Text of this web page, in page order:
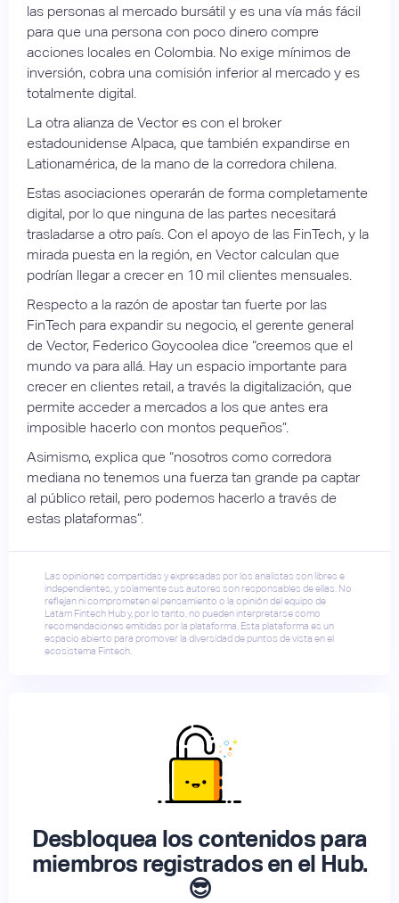
las personas al mercado bursátil y es una vía más fácil
para que una persona con poco dinero compre
acciones locales en Colombia. No exige mínimos de
inversión, cobra una comisión inferior al mercado y es
totalmente digital.
La otra alianza de Vector es con el broker
estadounidense Alpaca, que también expandirse en
Lationamérica, de la mano de la corredora chilena.
Estas asociaciones operarán de forma completamente
digital, por lo que ninguna de las partes necesitará
trasladarse a otro país. Con el apoyo de las FinTech, y la
mirada puesta en la región, en Vector calculan que
podrían llegar a crecer en 10 mil clientes mensuales.
Respecto a la razón de apostar tan fuerte por las
FinTech para expandir su negocio, el gerente general
de Vector, Federico Goycoolea dice “creemos que el
mundo va para allá. Hay un espacio importante para
crecer en clientes retail, a través la digitalización, que
permite acceder a mercados a los que antes era
imposible hacerlo con montos pequeños”.
Asimismo, explica que “nosotros como corredora
mediana no tenemos una fuerza tan grande pa captar
al público retail, pero podemos hacerlo a través de
estas plataformas”.
Las opiniones compartidas y expresadas por los analistas son libres e
independientes, y solamente sus autores son responsables de ellas. No
reflejan ni comprometen el pensamiento o la opinión del equipo de
Latam Fintech Hub y, por lo tanto, no pueden interpretarse como
recomendaciones emitidas por la plataforma. Esta plataforma es un
espacio abierto para promover la diversidad de puntos de vista en el
ecosistema Fintech.
Desbloquea los contenidos para
miembros registrados en el Hub.
😎